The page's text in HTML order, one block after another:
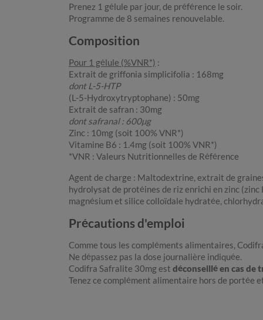
Prenez 1 gélule par jour, de préférence le soir.
Programme de 8 semaines renouvelable.
Composition
Pour 1 gélule (%VNR*) :
Extrait de griffonia simplicifolia : 168mg
dont L-5-HTP
(L-5-Hydroxytryptophane) : 50mg
Extrait de safran : 30mg
dont safranal : 600µg
Zinc : 10mg (soit 100% VNR*)
Vitamine B6 : 1.4mg (soit 100% VNR*)
*VNR : Valeurs Nutritionnelles de Référence
Agent de charge : Maltodextrine, extrait de
hydrolysat de protéines de riz enrichi en zinc
magnésium et silice colloïdale hydratée,
Précautions d'emploi
Comme tous les compléments alimentaires,
Ne dépassez pas la dose journalière indiquée.
Codifra Safralite 30mg est déconseillé en cas de
Tenez ce complément alimentaire hors de portée